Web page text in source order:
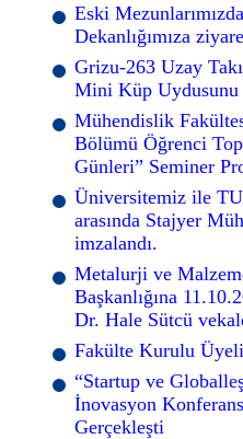
Eski
Dekanlığımıza
Grizu-263 Uzay
Mini Küp Uydusunu
Mühendislik
Bölümü Öğrenci
Günleri” Seminer
Üniversitemiz ile
arasında Stajyer
imzalandı.
Metalurji ve
Başkanlığına
Dr. Hale Sütcü
Fakülte Kurulu
“Startup ve
İnovasyon
Gerçekleşti